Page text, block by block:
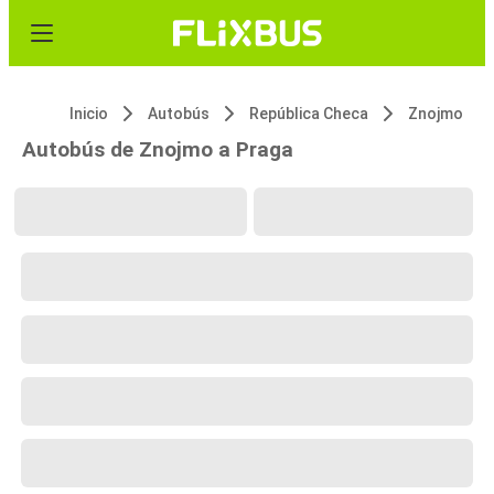
Inicio Autobús República Checa Znojmo
Autobús de Znojmo a Praga